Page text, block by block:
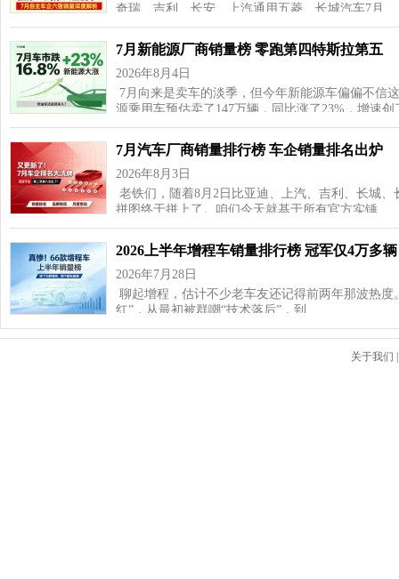
奇瑞、吉利、长安、上汽通用五菱、长城汽车7月…
7月新能源厂商销量榜 零跑第四特斯拉第五
2026年8月4日
7月向来是卖车的淡季，但今年新能源车偏偏不信
源乘用车预估卖了147万辆，同比涨了23%，增速
7月汽车厂商销量排行榜 车企销量排名出炉
2026年8月3日
老铁们，随着8月2日比亚迪、上汽、吉利、长城
拼图终于拼上了。咱们今天就基于所有官方实锤…
2026上半年增程车销量排行榜 冠军仅4万多辆
2026年7月28日
聊起增程，估计不少老车友还记得前两年那波热
红”，从最初被群嘲“技术落后”，到…
关于我们